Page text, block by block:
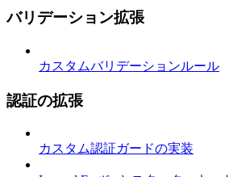
バリデーション拡張
カスタムバリデーションルール
認証の拡張
カスタム認証ガードの実装